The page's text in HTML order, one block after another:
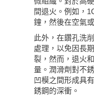
間退火。例如，
鐘，然後在空氣
此外，在鑽孔洗
處理，以免因長
裂，然而，退火
量。潤滑劑對不
凹模之間形成具
銹鋼的深衝。